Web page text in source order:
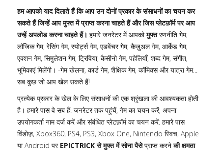
हम आपको याद दिलाते हैं कि आप उन दोनों प्रकार के संसाधनों का चयन कर
सकते हैं जिन्हें आप मुफ्त में प्राप्त करना चाहते हैं और जिस प्लेटफ़ॉर्म पर आप
उन्हें अपलोड करना चाहते हैं। हमारे जनरेटर में आपकोमुफ्तरणनीति गेम,
लॉजिक गेम, रेसिंग गेम, स्पोर्ट्स गेम, एडवेंचर गेम, कैज़ुअल गेम, आर्केड गेम,
एक्शन गेम, सिमुलेशन गेम, ट्रिविया, कैसीनो गेम, पहेलियाँ, शब्द गेम, संगीत,
भूमिकाएं मिलेंगी। -गेम खेलना, कार्ड गेम, शैक्षिक गेम, कॉमिक्स और यात्रा गेम...
सब कुछ जो आप खेल सकते हैं!
प्रत्येक प्रकार के खेल के लिए संसाधनों की एक श्रृंखला की आवश्यकता होती
है। हमारे पास वे सब हैं! जनरेटर तक पहुंचें, गेम का चयन करें, अपना
उपयोगकर्ता नाम दर्ज करें और संबंधित प्लेटफ़ॉर्म का चयन करें: हमारे पास
विंडोज़, Xbox360, PS4, PS3, Xbox One, Nintendo स्विच, Apple
या Android पर EPICTRICK से मुफ्त में सोना पैसेप्राप्त करनेकी क्षमता